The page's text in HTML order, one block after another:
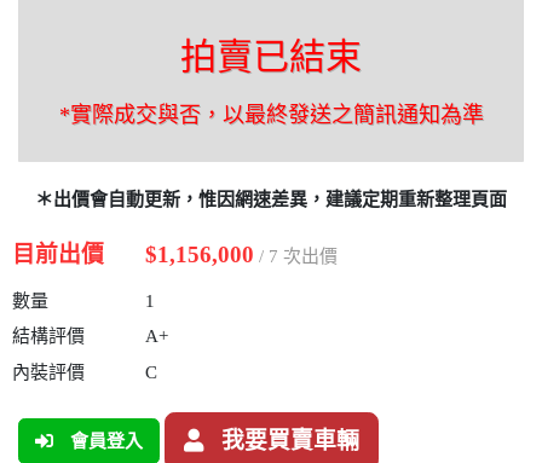
拍賣已結束
*實際成交與否，以最終發送之簡訊通知為準
＊出價會自動更新，惟因網速差異，建議定期重新整理頁面
目前出價 $1,156,000 / 7 次出價
數量
1
結構評價
A+
內裝評價
C
會員登入 我要買賣車輛